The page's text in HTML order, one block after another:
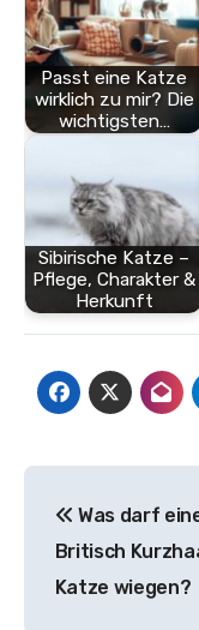
Passt eine Katze
wirklich zu mir? Die
wichtigsten…
Sibirische Katze –
Pflege, Charakter &
Herkunft
Was darf
Britisch
Katze wiegen?